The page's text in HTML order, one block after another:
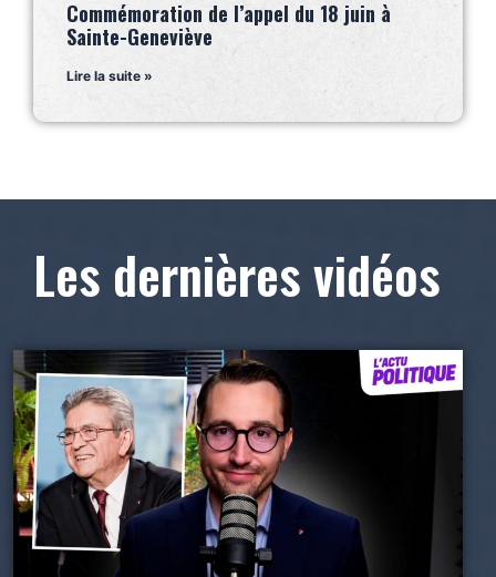
Commémoration de l’appel du 18 juin à
Sainte-Geneviève
Lire la suite »
Les dernières vidéos